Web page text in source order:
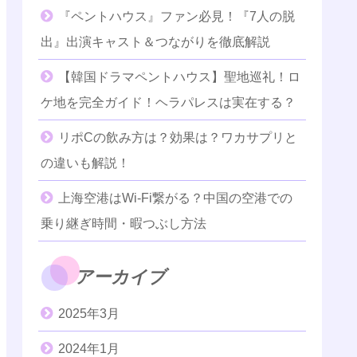
『ペントハウス』ファン必見！『7人の脱
出』出演キャスト＆つながりを徹底解説
【韓国ドラマペントハウス】聖地巡礼！ロ
ケ地を完全ガイド！ヘラパレスは実在する？
リポCの飲み方は？効果は？ワカサプリと
の違いも解説！
上海空港はWi-Fi繋がる？中国の空港での
乗り継ぎ時間・暇つぶし方法
アーカイブ
2025年3月
2024年1月